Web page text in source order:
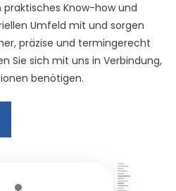
Know-how und
Umfeld mit und sorgen
präzise und termingerecht
Sie sich mit uns in Verbindung,
benötigen.